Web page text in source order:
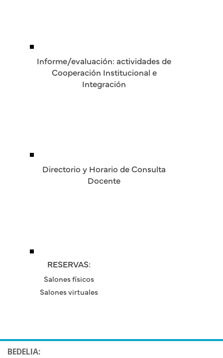
BEDELIA:
Informe/evaluación: actividades de
Cooperación Institucional e
Integración
Directorio y Horario de Consulta
Docente
RESERVAS:
Salones físicos
Salones virtuales